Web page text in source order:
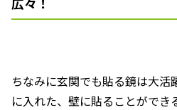
ちなみに玄関でも貼る鏡は大活
に入れた、壁に貼ることができ